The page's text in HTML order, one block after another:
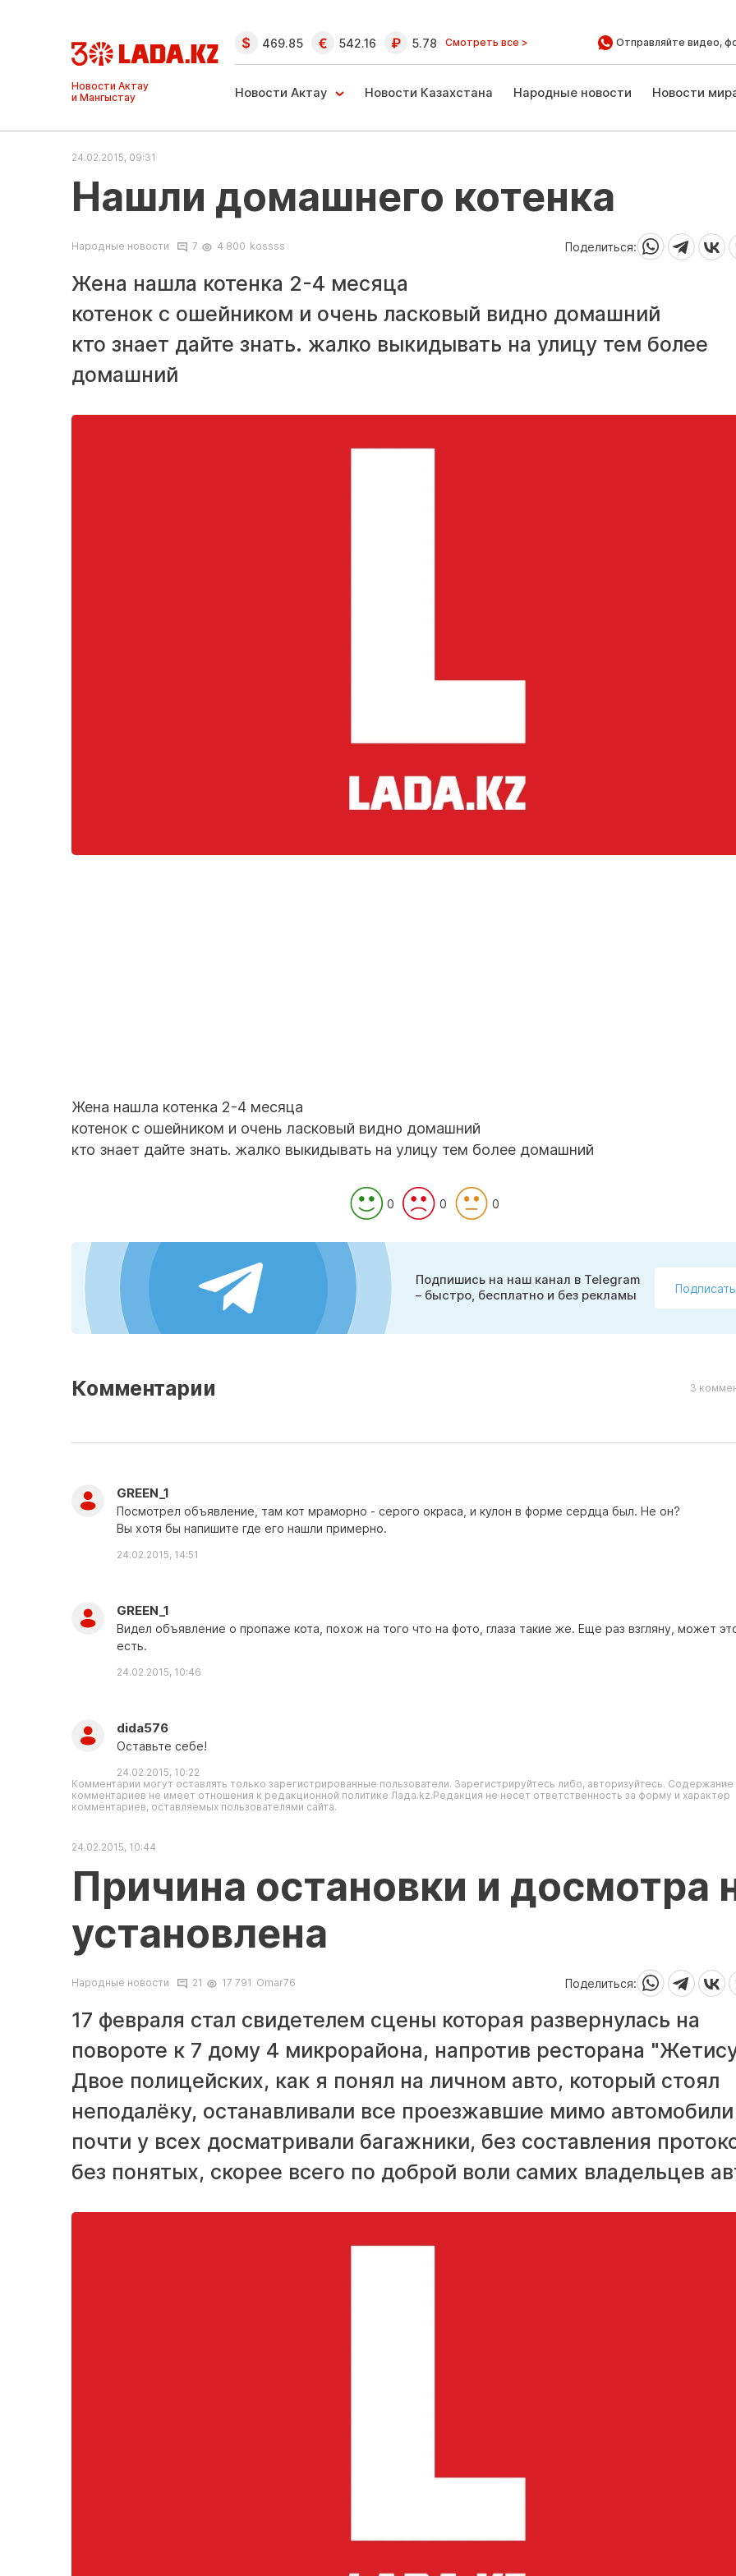
Ақтау және
Манғыстау
жаңалықтары
469.85 542.16 5.78 Смотреть все > Отправляйте видео,
Новости Актау Новости Казахстана Народные новости Новости
24.02.2015, 09:31
Нашли домашнего котенка
Народные новости 7 4 800 kossss Поделиться:
Жена нашла котенка 2-4 месяца
котенок с ошейником и очень ласковый видно домашний
кто знает дайте знать. жалко выкидывать на улицу тем более
домашний
Жена нашла котенка 2-4 месяца
котенок с ошейником и очень ласковый видно домашний
кто знает дайте знать. жалко выкидывать на улицу тем более домашний
0 0 0
Подпишись на наш канал в Telegram
– быстро, бесплатно и без рекламы
Комментарии 3
GREEN_1
Посмотрел объявление, там кот мраморно - серого окраса, и кулон в форме сердца был. Не он?
Вы хотя бы напишите где его нашли примерно.
24.02.2015, 14:51
GREEN_1
Видел объявление о пропаже кота, похож на того что на фото, глаза такие же. Еще раз взгляну, может
есть.
24.02.2015, 10:46
dida576
Оставьте себе!
24.02.2015, 10:22
Комментарии могут оставлять только зарегистрированные пользователи. Зарегистрируйтесь либо, авторизуйтесь. Содержание
комментариев не имеет отношения к редакционной политике Лада.kz.Редакция не несет ответственность за форму и характер
комментариев, оставляемых пользователями сайта.
24.02.2015, 10:44
Причина остановки и досмотра
установлена
Народные новости 21 17 791 Omar76 Поделиться:
17 февраля стал свидетелем сцены которая развернулась на
повороте к 7 дому 4 микрорайона, напротив ресторана
Двое полицейских, как я понял на личном авто, который стоял
неподалёку, останавливали все проезжавшие мимо
почти у всех досматривали багажники, без составления
без понятых, скорее всего по доброй воли самих владельцев